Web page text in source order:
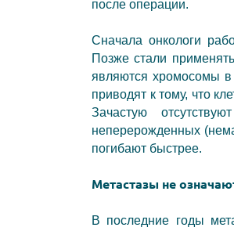
после операции.
Сначала онкологи
Позже стали
являются хромосомы в
приводят к тому, что
Зачастую
неперерожденных
погибают быстрее.
Метастазы не
В последние годы